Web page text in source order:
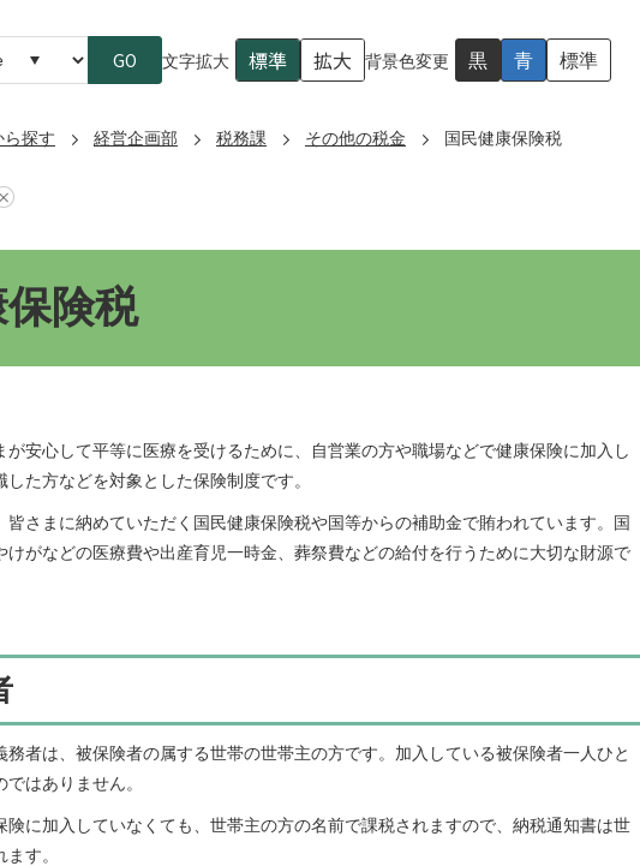
GO 文字拡大 標準 拡大 背景色変更 黒 青 標準
ら探す 経営企画部 税務課 その他の税金 国民健康保険税
険税
が安心して平等に医療を受けるために、自営業の方や職場などで健康保険に加入し
た方などを対象とした保険制度です。
皆さまに納めていただく国民健康保険税や国等からの補助金で賄われています。国
けがなどの医療費や出産育児一時金、葬祭費などの給付を行うために大切な財源で
務者は、被保険者の属する世帯の世帯主の方です。加入している被保険者一人ひと
はありません。
険に加入していなくても、世帯主の方の名前で課税されますので、納税通知書は世
す。